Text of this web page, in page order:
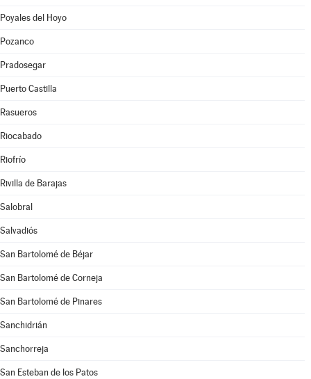
Poyales del Hoyo
Pozanco
Pradosegar
Puerto Castilla
Rasueros
Riocabado
Riofrío
Rivilla de Barajas
Salobral
Salvadiós
San Bartolomé de Béjar
San Bartolomé de Corneja
San Bartolomé de Pinares
Sanchidrián
Sanchorreja
San Esteban de los Patos